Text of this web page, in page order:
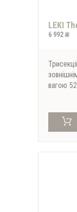
LEKI
6 992 ₴
вагою